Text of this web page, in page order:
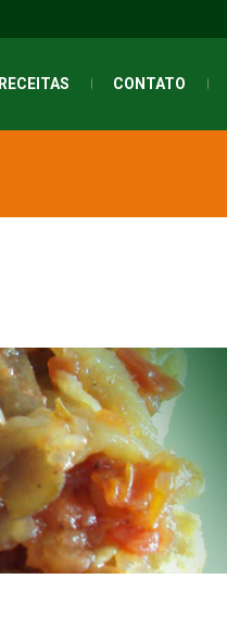
RECEITAS CONTATO